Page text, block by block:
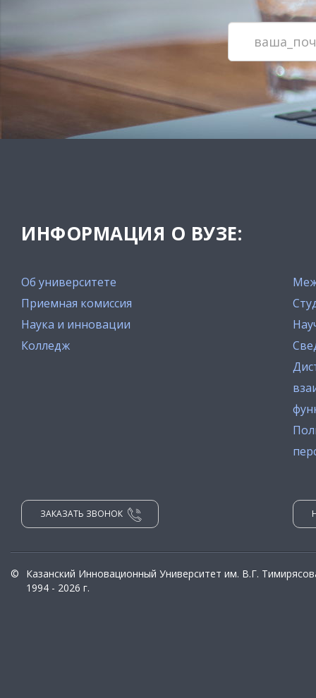
ИНФОРМАЦИЯ О ВУЗЕ:
Об университете
Приемная комиссия
Наука и инновации
Колледж
ЗАКАЗАТЬ ЗВОНОК
©
Казанский Инновационный Университет им. В.Г.
1994 - 2026 г.